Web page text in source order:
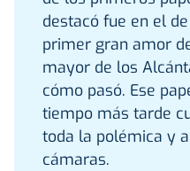
destacó fue en el
primer gran amor
mayor de los
cómo pasó. Ese
tiempo más tarde
toda la polémica y
cámaras.